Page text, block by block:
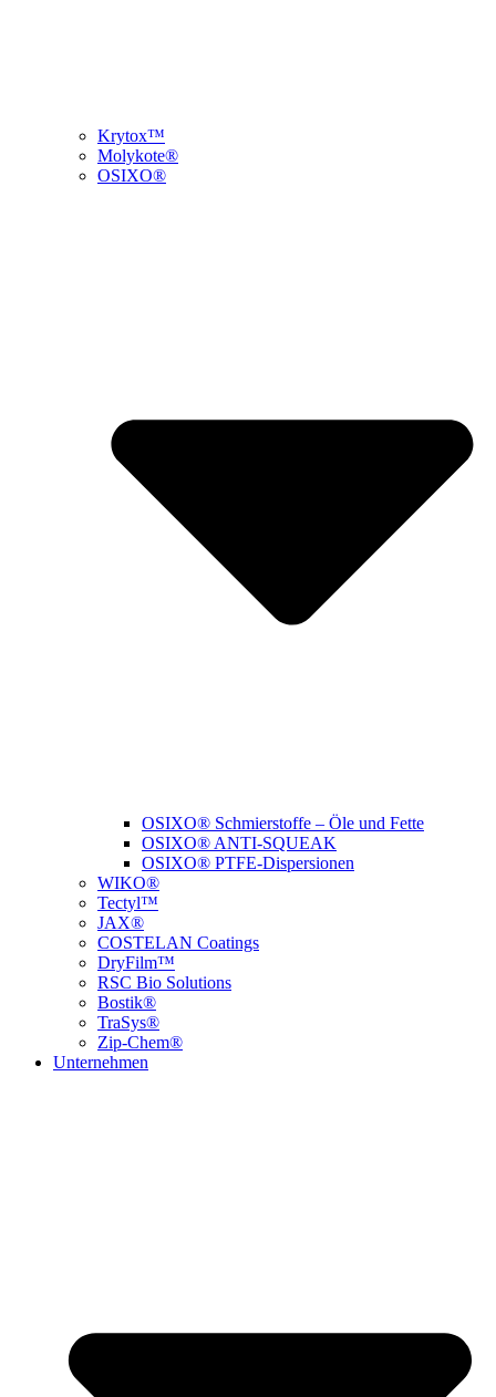
Krytox™
Molykote®
OSIXO®
OSIXO® Schmierstoffe – Öle und Fette
OSIXO® ANTI-SQUEAK
OSIXO® PTFE-Dispersionen
WIKO®
Tectyl™
JAX®
COSTELAN Coatings
DryFilm™
RSC Bio Solutions
Bostik®
TraSys®
Zip-Chem®
Unternehmen